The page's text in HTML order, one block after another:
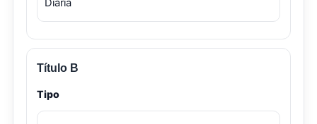
Título B
Tipo